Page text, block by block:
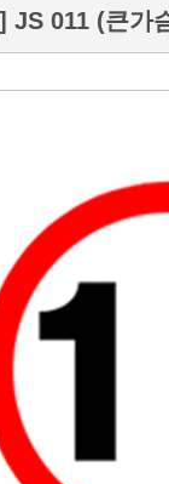
JS 011 (큰가